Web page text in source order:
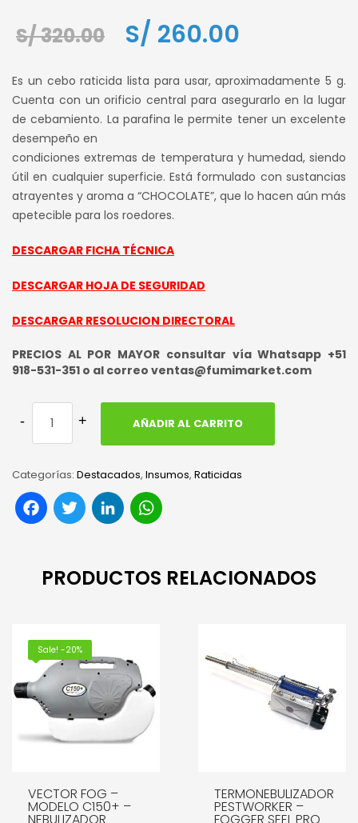
S/320.00
El
original
era:
S/ 320.00.
S/ 260.00
actual
es:
S/ 260.00.
Es un cebo raticida lista para usar, aproximadamente 5 g.
Cuenta con un orificio central para asegurarlo en la lugar
de cebamiento. La parafina le permite tener un excelente
desempeño en
condiciones extremas de temperatura y humedad, siendo
útil en cualquier superficie. Está formulado con sustancias
atrayentes y aroma a “CHOCOLATE”, que lo hacen aún más
apetecible para los roedores.
DESCARGAR FICHA TÉCNICA
DESCARGAR HOJA DE SEGURIDAD
DESCARGAR RESOLUCION DIRECTORAL
PRECIOS AL POR MAYOR consultar vía Whatsapp +51
918-531-351 o al correo ventas@fumimarket.com
AÑADIR AL CARRITO
Categorías: Destacados, Insumos, Raticidas
Facebook
TwitterLinkedIn
PRODUCTOS RELACIONADOS
Sale! -20%
VECTOR FOG –
MODELO C150+ –
TERMONEBULIZADOR
PESTWORKER –